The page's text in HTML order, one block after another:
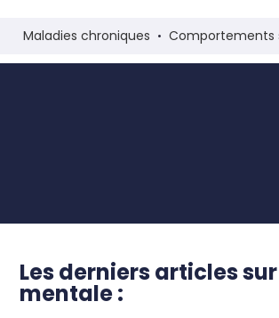
Maladies chroniques Comportements
Santé
mentale
Les derniers articles
mentale :